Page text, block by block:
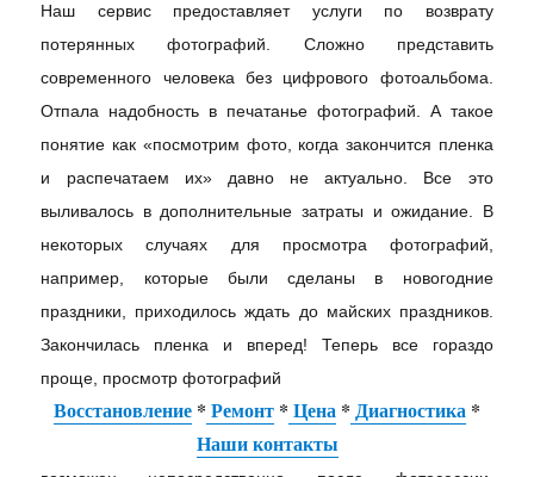
Наш сервис предоставляет услуги по возврату
потерянных фотографий. Сложно представить
современного человека без цифрового фотоальбома.
Отпала надобность в печатанье фотографий. А такое
понятие как «посмотрим фото, когда закончится пленка
и распечатаем их» давно не актуально. Все это
выливалось в дополнительные затраты и ожидание. В
некоторых случаях для просмотра фотографий,
например, которые были сделаны в новогодние
праздники, приходилось ждать до майских праздников.
Закончилась пленка и вперед! Теперь все гораздо
проще, просмотр фотографий
Восстановление * Ремонт * Цена * Диагностика *
Наши контакты